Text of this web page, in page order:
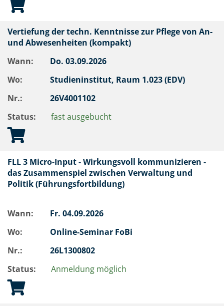
Vertiefung der techn. Kenntnisse zur Pflege von An-
und Abwesenheiten (kompakt)
Wann:
Do. 03.09.2026
Wo:
Studieninstitut, Raum 1.023 (EDV)
Nr.:
26V4001102
Status:
fast ausgebucht
FLL 3 Micro-Input - Wirkungsvoll kommunizieren -
das Zusammenspiel zwischen Verwaltung und
Politik (Führungsfortbildung)
Wann: Fr. 04.09.2026
Wo:
Online-Seminar FoBi
Nr.:
26L1300802
Status:
Anmeldung möglich